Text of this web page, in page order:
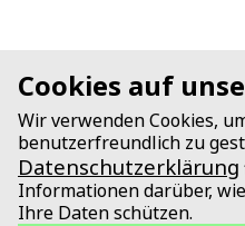
Cookies auf
Wir verwenden Cookies,
benutzerfreundlich zu
Datenschutzerklärung
Informationen darüber,
Ihre Daten schützen.